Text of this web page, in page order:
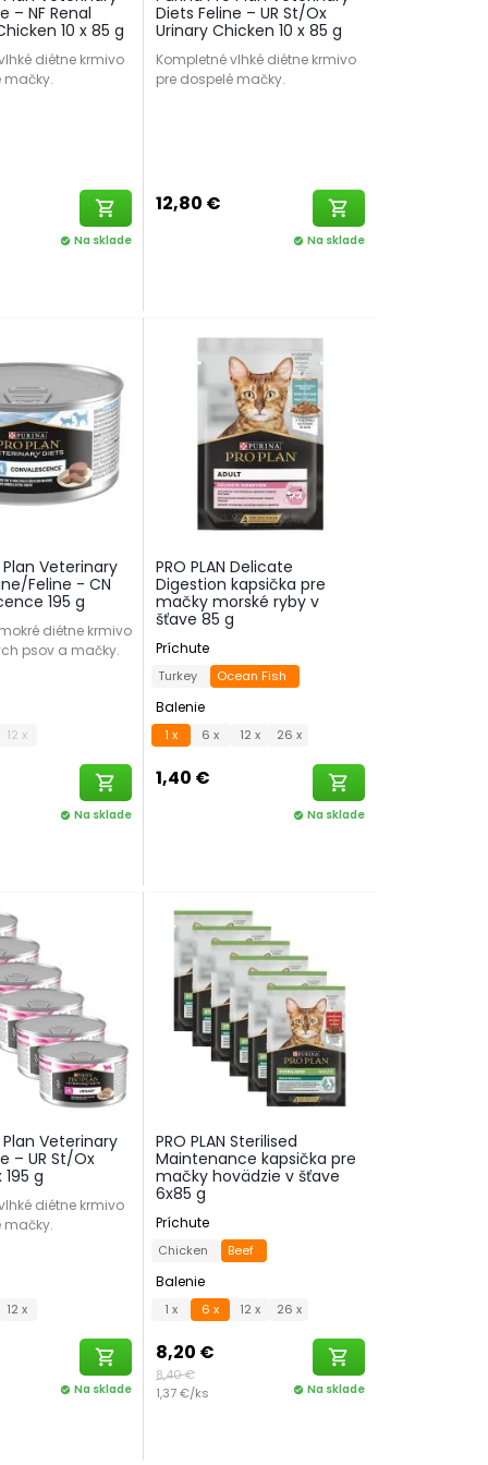
– NF Renal
10 x 85 g
diétne krmivo
mačky.
shopping_cart
check_circle Na sklade
Diets Feline – UR St/Ox
Urinary Chicken 10 x 85 g
Kompletné vlhké diétne krmivo
pre dospelé mačky.
12,80 € shopping_cart
check_circle Na sklade
Plan Veterinary
Feline - CN
195 g
diétne krmivo
psov a mačky.
12 x
shopping_cart
check_circle Na sklade
PRO PLAN Delicate
Digestion kapsička pre
mačky morské ryby v
šťave 85 g
Príchute
Turkey Ocean Fish
Balenie
1 x 6 x 12 x 26 x
1,40 € shopping_cart
check_circle Na sklade
Plan Veterinary
– UR St/Ox
g
diétne krmivo
mačky.
12 x
shopping_cart
check_circle Na sklade
PRO PLAN Sterilised
Maintenance kapsička pre
mačky hovädzie v šťave
6x85 g
Príchute
Chicken Beef
Balenie
1 x 6 x 12 x 26 x
8,20 €
8,40 €
shopping_cart
1,37 €/ks check_circle Na sklade